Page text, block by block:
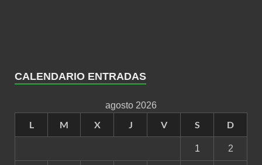
CALENDARIO ENTRADAS
agosto 2026
L M X J V S D
1 2